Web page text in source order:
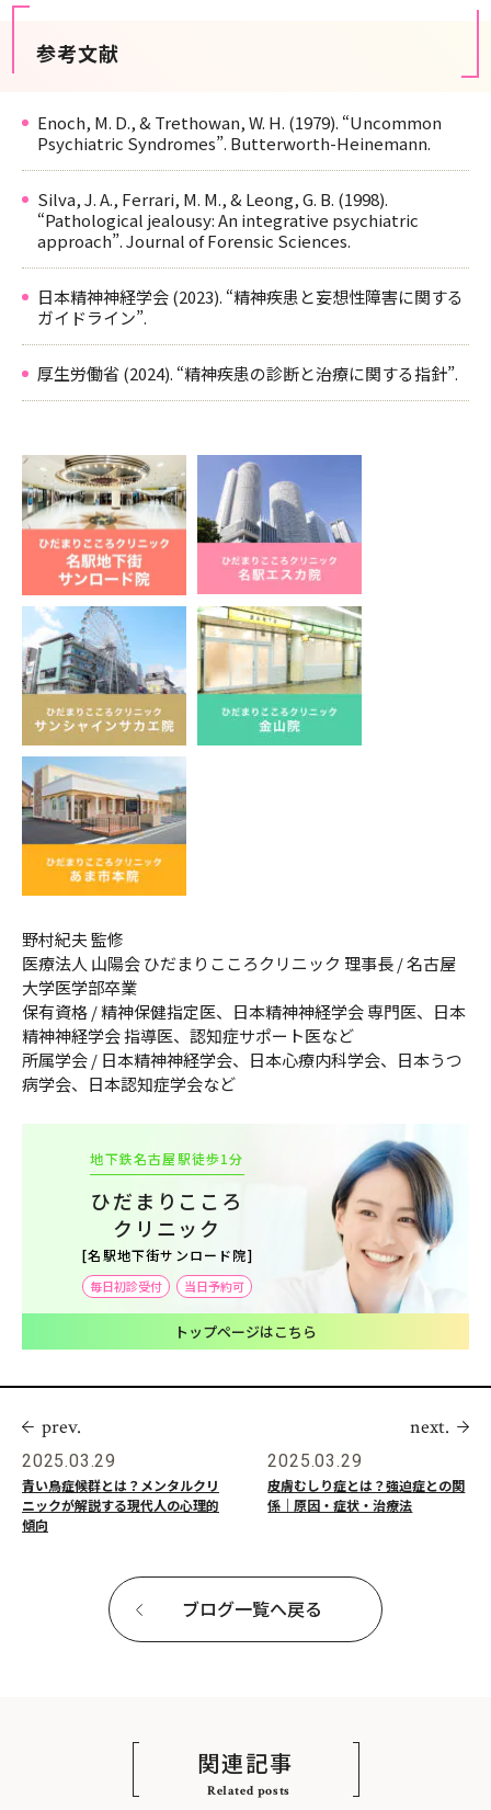
参考文献
Enoch, M. D., & Trethowan, W. H. (1979). “Uncommon
Psychiatric Syndromes”. Butterworth-Heinemann.
Silva, J. A., Ferrari, M. M., & Leong, G. B. (1998).
“Pathological jealousy: An integrative psychiatric
approach”. Journal of Forensic Sciences.
日本精神神経学会 (2023). “精神疾患と妄想性障害に関する
ガイドライン”.
厚生労働省 (2024). “精神疾患の診断と治療に関する指針”.
野村紀夫 監修
医療法人 山陽会 ひだまりこころクリニック 理事長 / 名古屋
大学医学部卒業
保有資格 / 精神保健指定医、日本精神神経学会 専門医、日本
精神神経学会 指導医、認知症サポート医など
所属学会 / 日本精神神経学会、日本心療内科学会、日本うつ
病学会、日本認知症学会など
地下鉄名古屋駅徒歩1分
ひだまりこころ
クリニック
[名駅地下街サンロード院]
毎日初診受付 当日予約可
トップページはこちら
prev.
2025.03.29
青い鳥症候群とは？メンタルクリ
ニックが解説する現代人の心理的
傾向
next.
2025.03.29
皮膚むしり症とは？強迫症との関
係｜原因・症状・治療法
ブログ一覧へ戻る
関連記事
Related posts